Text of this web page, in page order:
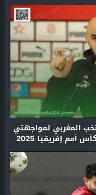
المغربي لمواجهتي
إفريقيا 2025